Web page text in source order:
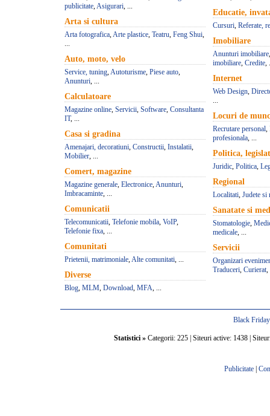
publicitate,Asigurari, ...
Arta si cultura
Arta fotografica,Arte plastice, Teatru, Feng Shui,
...
Auto, moto, velo
Service, tuning,Autoturisme, Piese auto,
Anunturi, ...
Calculatoare
Magazine online, Servicii, Software, Consultanta
IT, ...
Casa si gradina
Amenajari, decoratiuni, Constructii, Instalatii,
Mobilier, ...
Comert, magazine
Magazine generale, Electronice,Anunturi,
Imbracaminte, ...
Comunicatii
Telecomunicatii, Telefonie mobila, VoIP,
Telefonie fixa, ...
Comunitati
Prietenii, matrimoniale,Alte comunitati, ...
Diverse
Blog, MLM, Download, MFA, ...
Educatie,
Cursuri, Referate,
Imobiliare
Anunturi imobiliare
imobiliare, Credite,
Internet
Web Design,
...
Locuri de
Recrutare personal,
profesionala, ...
Politica,
Juridic, Politica,
Regional
Localitati, Judete si
Sanatate si
Stomatologie,
medicale, ...
Servicii
Organizari
Traduceri, Curierat,
Black
Statistici »Categorii: 225 | Siteuri active: 1438 |
Publicitate|